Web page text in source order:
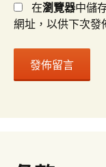
在瀏覽器中儲
網址，以供下次發